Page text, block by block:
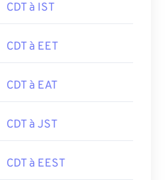
CDT à IST
CDT à EET
CDT à EAT
CDT à JST
CDT à EEST